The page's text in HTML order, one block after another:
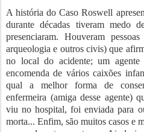
A história do Caso Roswell
durante décadas tiveram medo
presenciaram. Houveram
arqueologia e outros civis) que
no local do acidente; um
encomenda de vários caixões
qual a melhor forma de
enfermeira (amiga desse agente)
viu no hospital, foi enviada para
morta... Enfim, são muitos casos e